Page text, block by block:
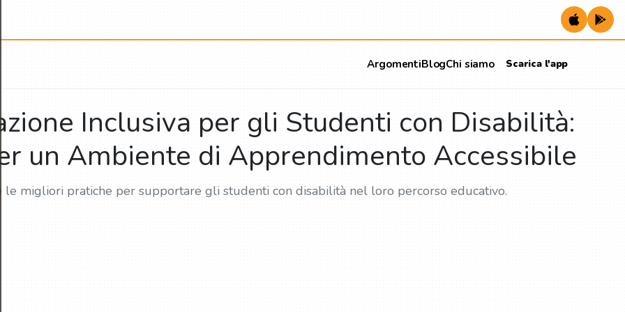
ArgomentiBlogChi siamo Scarica l'app
Inclusiva per gli Studenti con Disabilità:
un Ambiente di Apprendimento Accessibile
le migliori pratiche per supportare gli studenti con disabilità nel loro percorso educativo.